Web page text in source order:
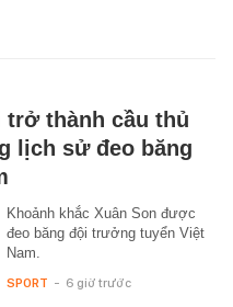
trở thành cầu thủ
lịch sử đeo băng
Khoảnh khắc Xuân Son được
đeo băng đội trưởng tuyển Việt
Nam.
SPORT - 6 giờ trước